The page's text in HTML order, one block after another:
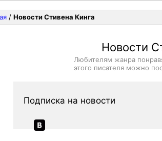
/ Новости Стивена Кинга
Новости
Любителям жанра
этого писателя можно
Подписка на новости